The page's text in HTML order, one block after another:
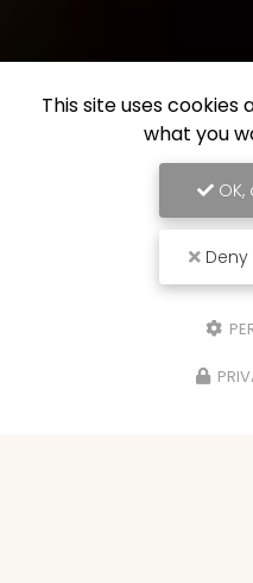
This site uses
what you